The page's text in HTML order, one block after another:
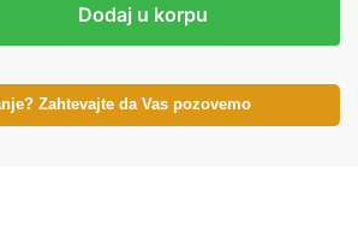
Dodaj u korpu
Zahtevajte da Vas pozovemo